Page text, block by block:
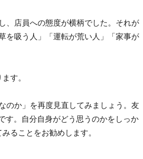
、店員への態度が横柄でした。それが
を吸う人」「運転が荒い人」「家事が
す。
のか」を再度見直してみましょう。友
す。自分自身がどう思うのかをしっか
ることをお勧めします。